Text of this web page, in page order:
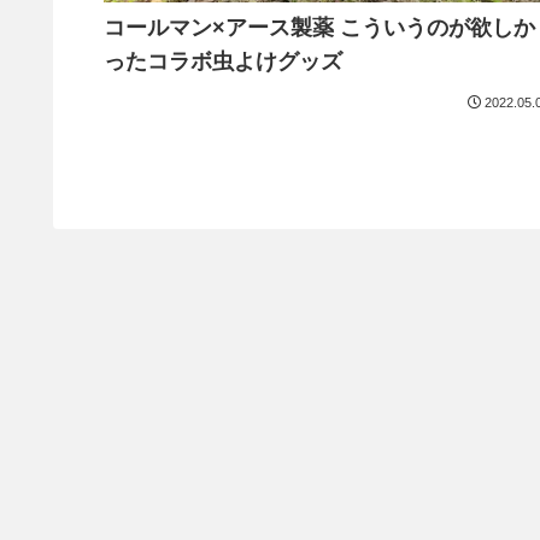
コールマン×アース製薬 こういうのが欲しか
ったコラボ虫よけグッズ